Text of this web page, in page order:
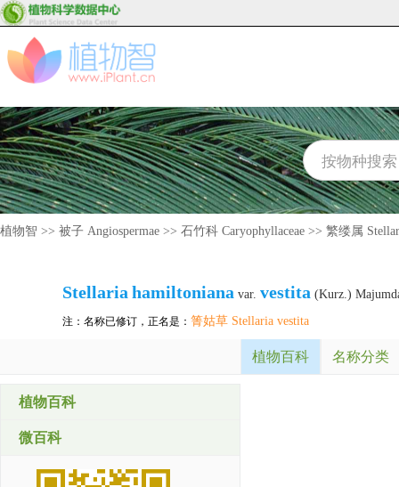
植物智 >> 被子 Angiospermae >> 石竹科 Caryophyllaceae >> 繁缕属
Stellaria hamiltoniana var. vestita (Kurz.)
注：名称已修订，正名是： 箐姑草 Stellaria vestita
植物百科 名称分类
植物百科
微百科